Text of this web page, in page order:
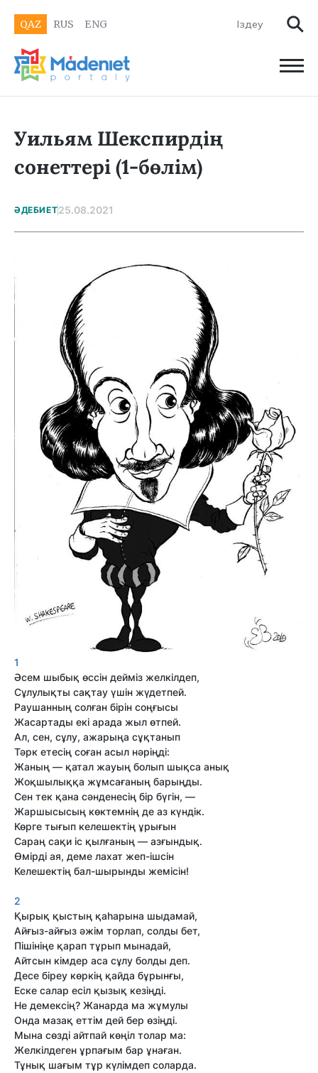
QAZ RUS ENG
Уильям Шекспирдің
сонеттері (1-бөлім)
ӘДЕБИЕТ25.08.2021
1
Әсем шыбық өссін дейміз желкілдеп,
Сұлулықты сақтау үшін жүдетпей.
Раушанның солған бірін соңғысы
Жасартады екі арада жыл өтпей.
Ал, сен, сұлу, ажарыңа сұқтанып
Тәрк етесің соған асыл нәріңді:
Жаның — қатал жауың болып шықса анық
Жоқшылыққа жұмсағаның барыңды.
Сен тек қана сәнденесің бір бүгін, —
Жаршысысың көктемнің де аз күндік.
Көрге тығып келешектің ұрығын
Сараң сақи іс қылғаның — азғындық.
Өмірді ая, деме лахат жеп-ішсін
Келешектің бал-шырынды жемісін!
2
Қырық қыстың қаһарына шыдамай,
Айғыз-айғыз әжім торлап, солды бет,
Пішініңе қарап тұрып мынадай,
Айтсын кімдер аса сұлу болды деп.
Десе біреу көркің қайда бұрынғы,
Еске салар есіл қызық кезіңді.
Не демексің? Жанарда ма жұмулы
Онда мазақ еттім дей бер өзіңді.
Мына сөзді айтпай көңіл толар ма:
Желкілдеген ұрпағым бар ұнаған.
Тұнық шағым тұр күлімдеп соларда.